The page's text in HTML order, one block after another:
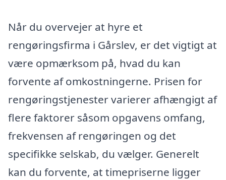
Når du overvejer at hyre et
rengøringsfirma i Gårslev, er det vigtigt at
være opmærksom på, hvad du kan
forvente af omkostningerne. Prisen for
rengøringstjenester varierer afhængigt af
flere faktorer såsom opgavens omfang,
frekvensen af rengøringen og det
specifikke selskab, du vælger. Generelt
kan du forvente, at timepriserne ligger